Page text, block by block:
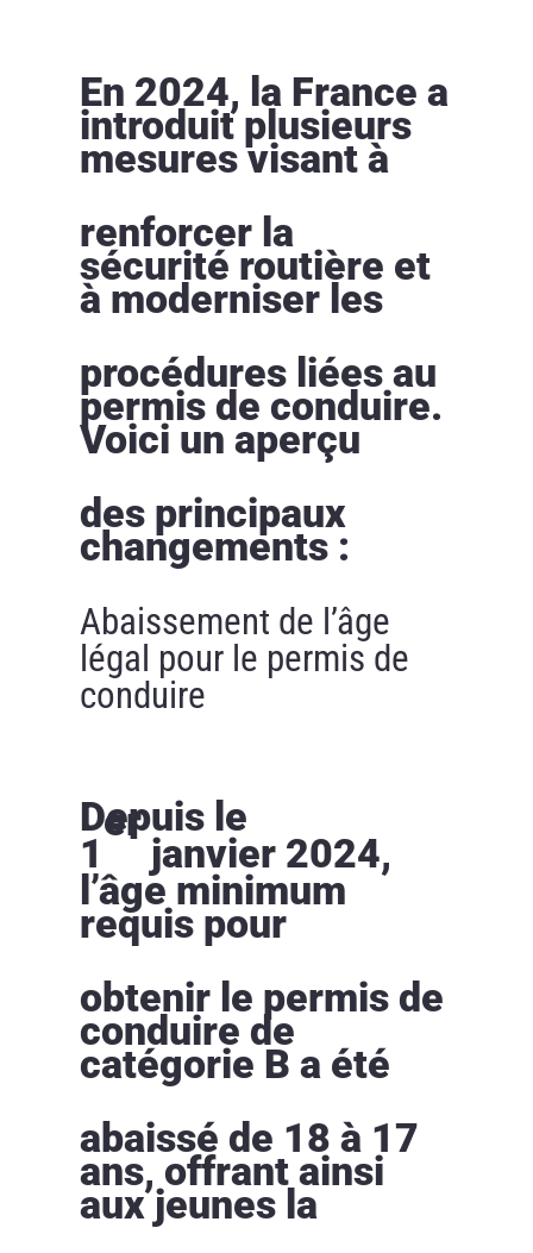
En 2024, la France a
introduit plusieurs
mesures visant à
renforcer la
sécurité routière et
à moderniser les
procédures liées au
permis de conduire.
Voici un aperçu
des principaux
changements :
Abaissement de l’âge
légal pour le permis de
conduire
Depuis le
1
er
janvier 2024,
l’âge minimum
requis pour
obtenir le permis de
conduire de
catégorie B a été
abaissé de 18 à 17
ans, offrant ainsi
aux jeunes la